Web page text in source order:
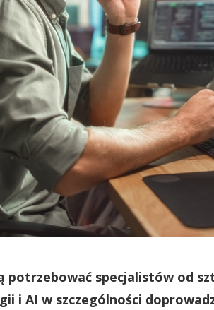
potrzebować specjalistów od
i AI w szczególności